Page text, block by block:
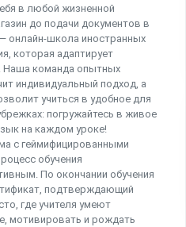
в любой жизненной
до подачи документов в
онлайн-школа иностранных
которая адаптирует
Наша команда опытных
индивидуальный подход, а
учиться в удобное для
погружайтесь в живое
на каждом уроке!
с геймифицированными
обучения
По окончании обучения
подтверждающий
где учителя умеют
мотивировать и рождать